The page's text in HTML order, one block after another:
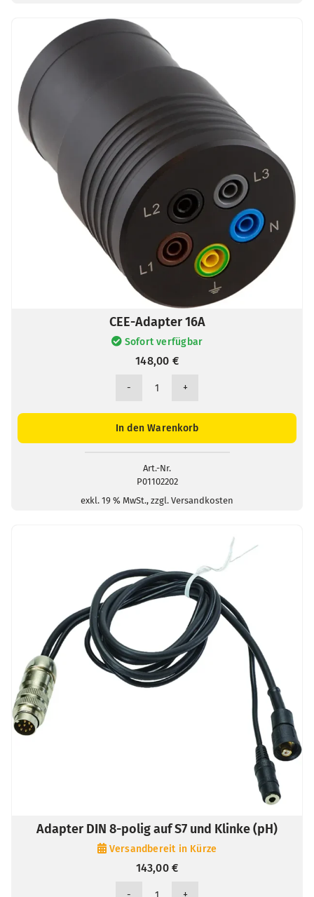
CEE-Adapter 16A
Sofort verfügbar
148,00 €
CEE-
16A
In den Warenkorb
Art.-Nr.
P01102202
exkl. 19 % MwSt., zzgl. Versandkosten
Adapter DIN 8-polig auf S7 und Klinke (pH)
Versandbereit in Kürze
143,00€